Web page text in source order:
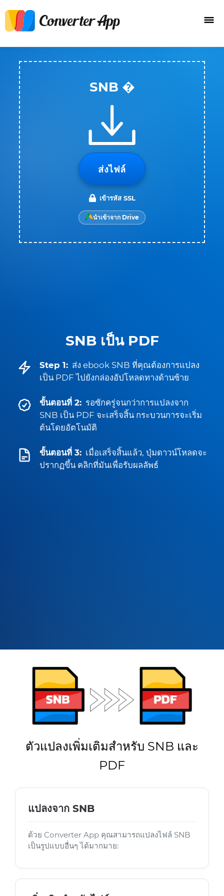
SNB เป็น PDF
Step 1: ส่ง ebook SNB ที่คุณต้องการแปลง
เป็น PDF ไปยังกล่องอัปโหลดทางด้านซ้าย
ขั้นตอนที่ 2: รอซักครู่จนกว่าการแปลงจาก
SNB เป็น PDF จะเสร็จสิ้น กระบวนการจะเริ่ม
ต้นโดยอัตโนมัติ
ขั้นตอนที่ 3: เมื่อเสร็จสิ้นแล้ว, ปุ่มดาวน์โหลดจะ
ปรากฏขึ้น คลิกที่มันเพื่อรับผลลัพธ์
SNB �
ส่งไฟล์
เข้ารหัส SSL
นำเข้าจาก Drive
ตัวแปลงเพิ่มเติมสำหรับ SNB และ
PDF
แปลงจาก SNB
ด้วย Converter App คุณสามารถแปลงไฟล์ SNB
เป็นรูปแบบอื่นๆ ได้มากมาย: